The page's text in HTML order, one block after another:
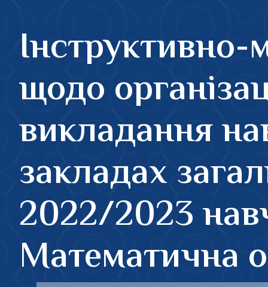
Інструктивно-
щодо
викладання
закладах
2022/2023
Математична